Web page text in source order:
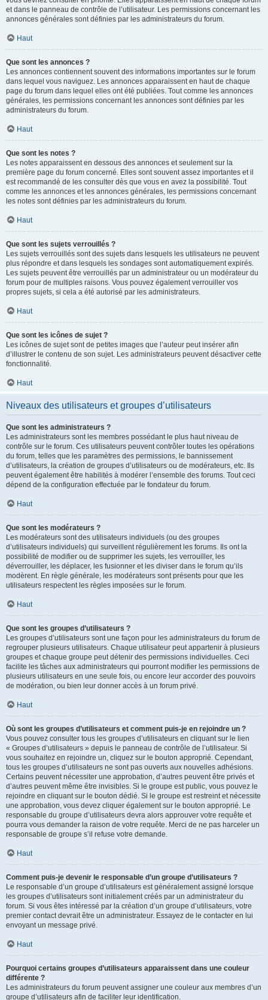
et dans le panneau de contrôle de l’utilisateur. Les permissions concernant les
annonces générales sont définies par les administrateurs du forum.
Haut
Que sont les annonces ?
Les annonces contiennent souvent des informations importantes sur le forum
dans lequel vous naviguez. Les annonces apparaissent en haut de chaque
page du forum dans lequel elles ont été publiées. Tout comme les annonces
générales, les permissions concernant les annonces sont définies par les
administrateurs du forum.
Haut
Que sont les notes ?
Les notes apparaissent en dessous des annonces et seulement sur la
première page du forum concerné. Elles sont souvent assez importantes et il
est recommandé de les consulter dès que vous en avez la possibilité. Tout
comme les annonces et les annonces générales, les permissions concernant
les notes sont définies par les administrateurs du forum.
Haut
Que sont les sujets verrouillés ?
Les sujets verrouillés sont des sujets dans lesquels les utilisateurs ne peuvent
plus répondre et dans lesquels les sondages sont automatiquement expirés.
Les sujets peuvent être verrouillés par un administrateur ou un modérateur du
forum pour de multiples raisons. Vous pouvez également verrouiller vos
propres sujets, si cela a été autorisé par les administrateurs.
Haut
Que sont les icônes de sujet ?
Les icônes de sujet sont de petites images que l’auteur peut insérer afin
d’illustrer le contenu de son sujet. Les administrateurs peuvent désactiver cette
fonctionnalité.
Haut
Niveaux des utilisateurs et groupes d’utilisateurs
Que sont les administrateurs ?
Les administrateurs sont les membres possédant le plus haut niveau de
contrôle sur le forum. Ces utilisateurs peuvent contrôler toutes les opérations
du forum, telles que les paramètres des permissions, le bannissement
d’utilisateurs, la création de groupes d’utilisateurs ou de modérateurs, etc. Ils
peuvent également être habilités à modérer l’ensemble des forums. Tout ceci
dépend de la configuration effectuée par le fondateur du forum.
Haut
Que sont les modérateurs ?
Les modérateurs sont des utilisateurs individuels (ou des groupes
d’utilisateurs individuels) qui surveillent régulièrement les forums. Ils ont la
possibilité de modifier ou de supprimer les sujets, les verrouiller, les
déverrouiller, les déplacer, les fusionner et les diviser dans le forum qu’ils
modèrent. En règle générale, les modérateurs sont présents pour que les
utilisateurs respectent les règles imposées sur le forum.
Haut
Que sont les groupes d’utilisateurs ?
Les groupes d’utilisateurs sont une façon pour les administrateurs du forum de
regrouper plusieurs utilisateurs. Chaque utilisateur peut appartenir à plusieurs
groupes et chaque groupe peut détenir des permissions individuelles. Ceci
facilite les tâches aux administrateurs qui pourront modifier les permissions de
plusieurs utilisateurs en une seule fois, ou encore leur accorder des pouvoirs
de modération, ou bien leur donner accès à un forum privé.
Haut
Où sont les groupes d’utilisateurs et comment puis-je en rejoindre un ?
Vous pouvez consulter tous les groupes d’utilisateurs en cliquant sur le lien
« Groupes d’utilisateurs » depuis le panneau de contrôle de l’utilisateur. Si
vous souhaitez en rejoindre un, cliquez sur le bouton approprié. Cependant,
tous les groupes d’utilisateurs ne sont pas ouverts aux nouvelles adhésions.
Certains peuvent nécessiter une approbation, d’autres peuvent être privés et
d’autres peuvent même être invisibles. Si le groupe est public, vous pouvez le
rejoindre en cliquant sur le bouton dédié. Si le groupe est restreint et nécessite
une approbation, vous devez cliquer également sur le bouton approprié. Le
responsable du groupe d’utilisateurs devra alors approuver votre requête et
pourra vous demander la raison de votre requête. Merci de ne pas harceler un
responsable de groupe s’il refuse votre demande.
Haut
Comment puis-je devenir le responsable d’un groupe d’utilisateurs ?
Le responsable d’un groupe d’utilisateurs est généralement assigné lorsque
les groupes d’utilisateurs sont initialement créés par un administrateur du
forum. Si vous êtes intéressé par la création d’un groupe d’utilisateurs, votre
premier contact devrait être un administrateur. Essayez de le contacter en lui
envoyant un message privé.
Haut
Pourquoi certains groupes d’utilisateurs apparaissent dans une couleur
différente ?
Les administrateurs du forum peuvent assigner une couleur aux membres d’un
groupe d’utilisateurs afin de faciliter leur identification.